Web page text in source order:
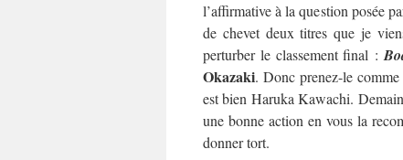
l’affirmative à la question posée
de chevet deux titres que je
perturber le classement final :
Okazaki. Donc prenez-le
est bien Haruka Kawachi.
une bonne action en vous la
donner tort.